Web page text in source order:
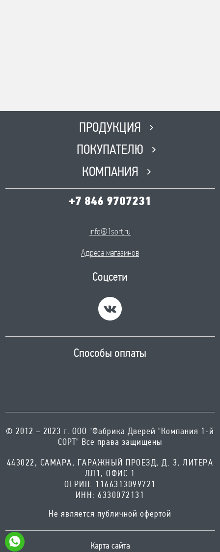
ПРОДУКЦИЯ
ПОКУПАТЕЛЮ
КОМПАНИЯ
+7 846 9707231
info@1sort.ru
Адреса магазинов
Соцсети
Способы оплаты
© 2012 – 2023 г. ООО "Фабрика Дверей "Компания 1-й
СОРТ" Все права защищены
443022, САМАРА, ГАРАЖНЫЙ ПРОЕЗД, Д. 3, ЛИТЕРА
ЛЛ1, ОФИС 1
ОГРИП: 1166313099721
ИНН: 6330072131
Не является публичной офертой
Карта сайта